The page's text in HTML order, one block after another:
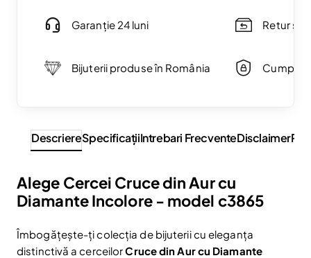
Garanție 24 luni
Bijuterii produse în România
Retur
DescriereSpecificaţiiIntrebari FrecventeDisclaimer
Alege Cercei Cruce din Aur cu
Diamante Incolore - model c3865
Îmbogățește-ți colecția de bijuterii cu eleganța
distinctivă a cerceilorCruce din Aur cu Diamante